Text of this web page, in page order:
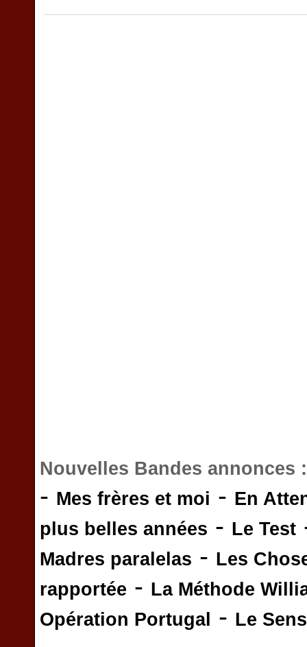
Nouvelles Bandes annonces
- Mes frères et moi - En
plus belles années - Le Test
Madres paralelas - Les
rapportée - La Méthode
Opération Portugal
- Le